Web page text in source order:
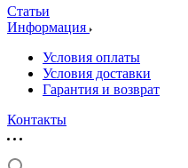
Статьи
Информация
Условия оплаты
Условия доставки
Гарантия и возврат
Контакты